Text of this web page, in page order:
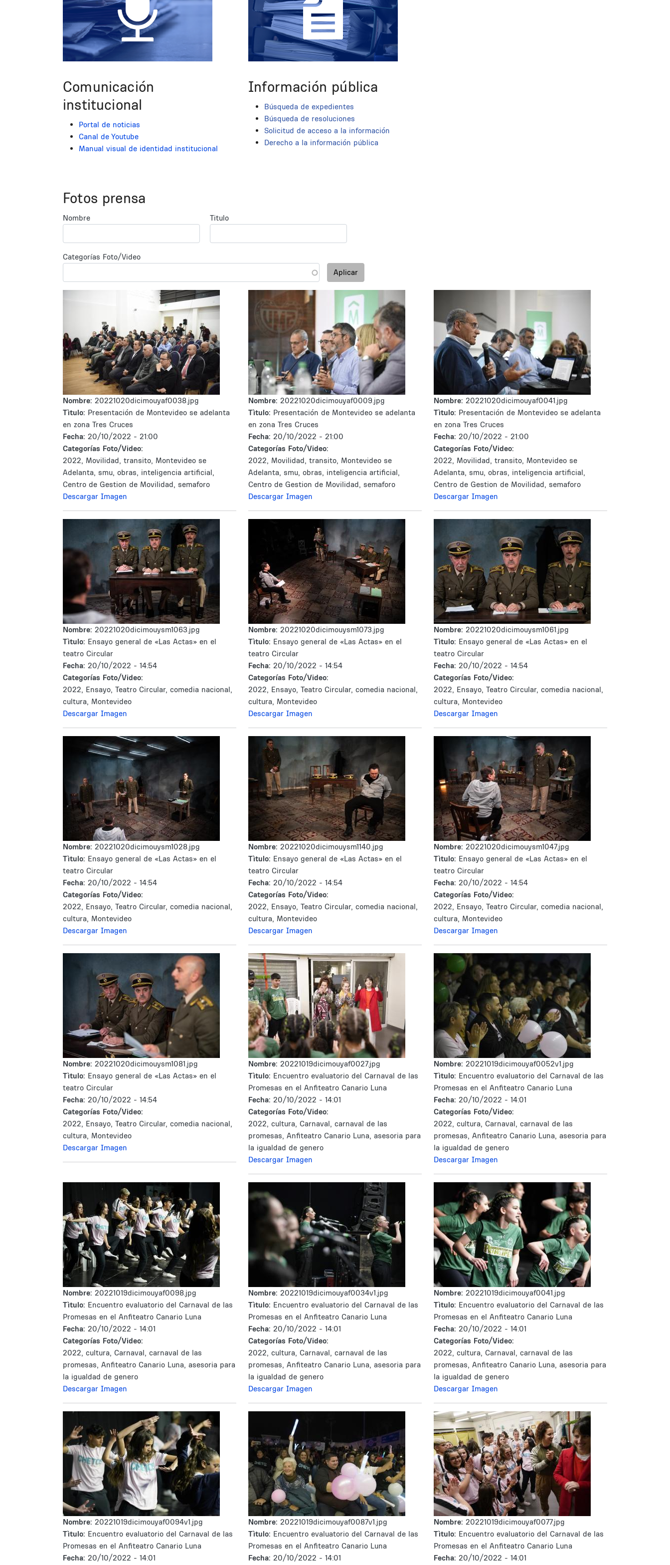
Comunicación
institucional
Portal de noticias
Canal de Youtube
Manual visual de identidad institucional
Información pública
Búsqueda de expedientes
Búsqueda de resoluciones
Solicitud de acceso a la información
Derecho a la información pública
Fotos prensa
Nombre Titulo
Categorías Foto/Video
Aplicar
Nombre: 20221020dicimouyaf0038.jpg
Tìtulo: Presentación de Montevideo se adelanta
en zona Tres Cruces
Fecha: 20/10/2022 - 21:00
Categorías Foto/Video:
2022, Movilidad, transito, Montevideo se
Adelanta, smu, obras, inteligencia artificial,
Centro de Gestion de Movilidad, semaforo
Descargar Imagen
Nombre: 20221020dicimouyaf0009.jpg
Tìtulo: Presentación de Montevideo se adelanta
en zona Tres Cruces
Fecha: 20/10/2022 - 21:00
Categorías Foto/Video:
2022, Movilidad, transito, Montevideo se
Adelanta, smu, obras, inteligencia artificial,
Centro de Gestion de Movilidad, semaforo
Descargar Imagen
Nombre: 20221020dicimouyaf0041.jpg
Tìtulo: Presentación de Montevideo se adelanta
en zona Tres Cruces
Fecha: 20/10/2022 - 21:00
Categorías Foto/Video:
2022, Movilidad, transito, Montevideo se
Adelanta, smu, obras, inteligencia artificial,
Centro de Gestion de Movilidad, semaforo
Descargar Imagen
Nombre: 20221020dicimouysm1063.jpg
Tìtulo: Ensayo general de «Las Actas» en el
teatro Circular
Fecha: 20/10/2022 - 14:54
Categorías Foto/Video:
2022, Ensayo, Teatro Circular, comedia nacional,
cultura, Montevideo
Descargar Imagen
Nombre: 20221020dicimouysm1073.jpg
Tìtulo: Ensayo general de «Las Actas» en el
teatro Circular
Fecha: 20/10/2022 - 14:54
Categorías Foto/Video:
2022, Ensayo, Teatro Circular, comedia nacional,
cultura, Montevideo
Descargar Imagen
Nombre: 20221020dicimouysm1061.jpg
Tìtulo: Ensayo general de «Las Actas» en el
teatro Circular
Fecha: 20/10/2022 - 14:54
Categorías Foto/Video:
2022, Ensayo, Teatro Circular, comedia nacional,
cultura, Montevideo
Descargar Imagen
Nombre: 20221020dicimouysm1028.jpg
Tìtulo: Ensayo general de «Las Actas» en el
teatro Circular
Fecha: 20/10/2022 - 14:54
Categorías Foto/Video:
2022, Ensayo, Teatro Circular, comedia nacional,
cultura, Montevideo
Descargar Imagen
Nombre: 20221020dicimouysm1140.jpg
Tìtulo: Ensayo general de «Las Actas» en el
teatro Circular
Fecha: 20/10/2022 - 14:54
Categorías Foto/Video:
2022, Ensayo, Teatro Circular, comedia nacional,
cultura, Montevideo
Descargar Imagen
Nombre: 20221020dicimouysm1047.jpg
Tìtulo: Ensayo general de «Las Actas» en el
teatro Circular
Fecha: 20/10/2022 - 14:54
Categorías Foto/Video:
2022, Ensayo, Teatro Circular, comedia nacional,
cultura, Montevideo
Descargar Imagen
Nombre: 20221020dicimouysm1081.jpg
Tìtulo: Ensayo general de «Las Actas» en el
teatro Circular
Fecha: 20/10/2022 - 14:54
Categorías Foto/Video:
2022, Ensayo, Teatro Circular, comedia nacional,
cultura, Montevideo
Descargar Imagen
Nombre: 20221019dicimouyaf0027.jpg
Tìtulo: Encuentro evaluatorio del Carnaval de las
Promesas en el Anfiteatro Canario Luna
Fecha: 20/10/2022 - 14:01
Categorías Foto/Video:
2022, cultura, Carnaval, carnaval de las
promesas, Anfiteatro Canario Luna, asesoria para
la igualdad de genero
Descargar Imagen
Nombre: 20221019dicimouyaf0052v1.jpg
Tìtulo: Encuentro evaluatorio del Carnaval de las
Promesas en el Anfiteatro Canario Luna
Fecha: 20/10/2022 - 14:01
Categorías Foto/Video:
2022, cultura, Carnaval, carnaval de las
promesas, Anfiteatro Canario Luna, asesoria para
la igualdad de genero
Descargar Imagen
Nombre: 20221019dicimouyaf0098.jpg
Tìtulo: Encuentro evaluatorio del Carnaval de las
Promesas en el Anfiteatro Canario Luna
Fecha: 20/10/2022 - 14:01
Categorías Foto/Video:
2022, cultura, Carnaval, carnaval de las
promesas, Anfiteatro Canario Luna, asesoria para
la igualdad de genero
Descargar Imagen
Nombre: 20221019dicimouyaf0034v1.jpg
Tìtulo: Encuentro evaluatorio del Carnaval de las
Promesas en el Anfiteatro Canario Luna
Fecha: 20/10/2022 - 14:01
Categorías Foto/Video:
2022, cultura, Carnaval, carnaval de las
promesas, Anfiteatro Canario Luna, asesoria para
la igualdad de genero
Descargar Imagen
Nombre: 20221019dicimouyaf0041.jpg
Tìtulo: Encuentro evaluatorio del Carnaval de las
Promesas en el Anfiteatro Canario Luna
Fecha: 20/10/2022 - 14:01
Categorías Foto/Video:
2022, cultura, Carnaval, carnaval de las
promesas, Anfiteatro Canario Luna, asesoria para
la igualdad de genero
Descargar Imagen
Nombre: 20221019dicimouyaf0094v1.jpg
Tìtulo: Encuentro evaluatorio del Carnaval de las
Promesas en el Anfiteatro Canario Luna
Fecha: 20/10/2022 - 14:01
Nombre: 20221019dicimouyaf0087v1.jpg
Tìtulo: Encuentro evaluatorio del Carnaval de las
Promesas en el Anfiteatro Canario Luna
Fecha: 20/10/2022 - 14:01
Nombre: 20221019dicimouyaf0077.jpg
Tìtulo: Encuentro evaluatorio del Carnaval de las
Promesas en el Anfiteatro Canario Luna
Fecha: 20/10/2022 - 14:01